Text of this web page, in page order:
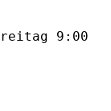
9:00